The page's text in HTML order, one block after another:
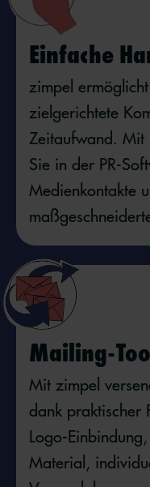
Einfache
zimpel
zielgerichtete
Zeitaufwand. Mit
Sie in der PR-
Medienkontakte
Mailing-
Mit zimpel
dank praktischer
Logo-
Material,